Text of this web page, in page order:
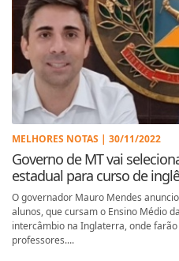
MELHORES NOTAS | 30/11/2022
Governo de MT vai
estadual para curso de
O governador Mauro Mendes
alunos, que cursam o Ensino Médio
intercâmbio na Inglaterra, onde
professores....